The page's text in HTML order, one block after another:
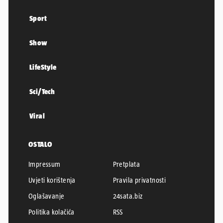
Sport
Show
LifeStyle
Sci/Tech
Viral
OSTALO
Impressum
Pretplata
Uvjeti korištenja
Pravila privatnosti
Oglašavanje
24sata.biz
Politika kolačića
RSS